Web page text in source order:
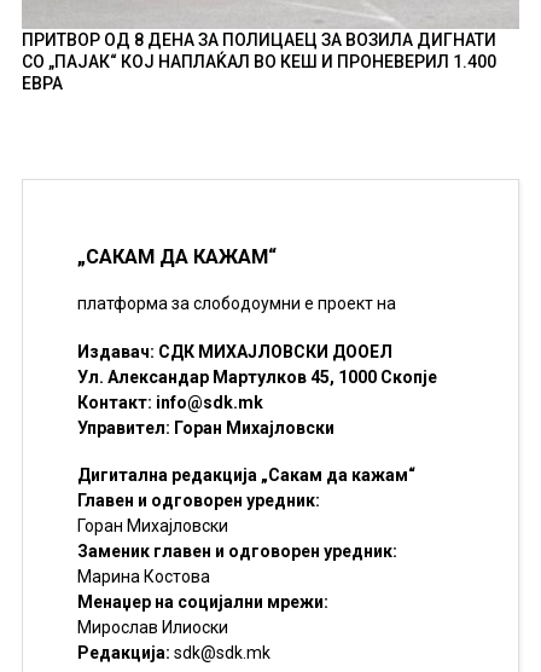
ПРИТВОР ОД 8 ДЕНА ЗА ПОЛИЦАЕЦ ЗА ВОЗИЛА ДИГНАТИ
СО „ПАЈАК“ КОЈ НАПЛАЌАЛ ВО КЕШ И ПРОНЕВЕРИЛ 1.400
ЕВРА
„САКАМ ДА КАЖАМ“
платформа за слободоумни е проект на
Издавач: СДК МИХАЈЛОВСКИ ДООЕЛ
Ул. Александар Мартулков 45, 1000 Скопје
Контакт: info@sdk.mk
Управител: Горан Михајловски
Дигитална редакција „Сакам да кажам“
Главен и одговорен уредник:
Горан Михајловски
Заменик главен и одговорен уредник:
Марина Костова
Менаџер на социјални мрежи:
Мирослав Илиоски
Редакцијa: sdk@sdk.mk